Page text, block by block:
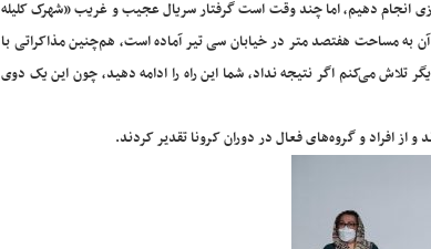
انجام دهیم، اما چند وقت است گرفتار سریال عجیب و غریب «شهرک کلیله
به مساحت هفتصد متر در خیابان سی تیر آماده است، هم‌چنین مذاکراتی با
تلاش می‌کنم اگر نتیجه نداد، شما این راه را ادامه دهید، چون این یک دوی
افراد و گروه‌های فعال در دوران کرونا تقدیر کردند.